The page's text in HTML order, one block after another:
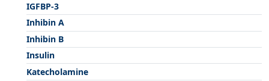
IGFBP-3
Inhibin A
Inhibin B
Insulin
Katecholamine